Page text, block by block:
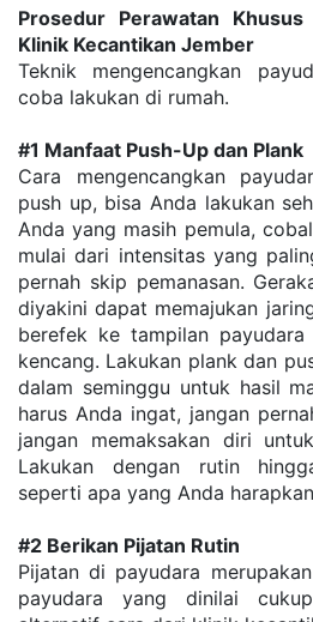
Prosedur Perawatan
Klinik Kecantikan Jember
Teknik mengencangkan
coba lakukan di rumah.
#1 Manfaat Push-Up dan Plank
Cara mengencangkan
push up, bisa Anda lakukan
Anda yang masih pemula,
mulai dari intensitas yang
pernah skip pemanasan.
diyakini dapat memajukan
berefek ke tampilan
kencang. Lakukan plank dan
dalam seminggu untuk hasil
harus Anda ingat, jangan
jangan memaksakan diri
Lakukan dengan rutin
seperti apa yang Anda
#2 Berikan Pijatan Rutin
Pijatan di payudara
payudara yang dinilai